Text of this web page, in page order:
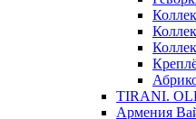
TIRANI.
Армения